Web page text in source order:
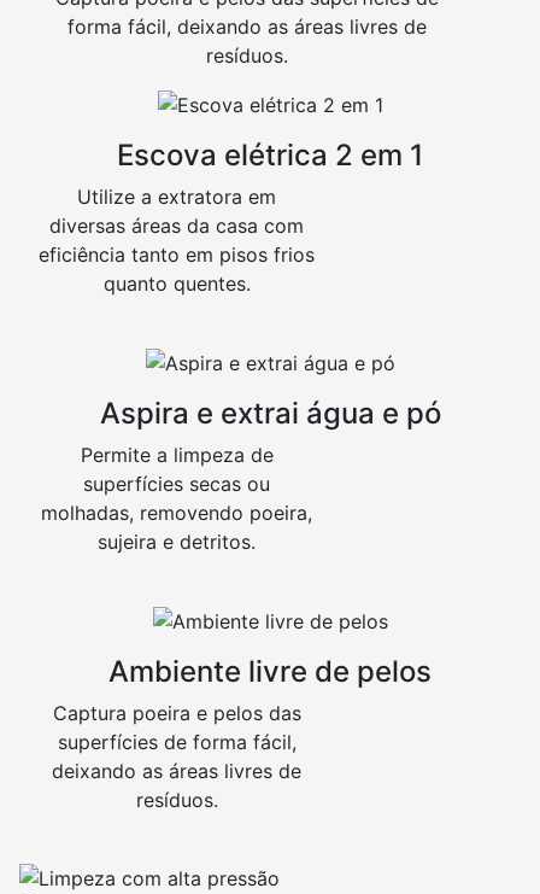
forma fácil, deixando as áreas livres de
resíduos.
Escova elétrica 2 em 1
Utilize a extratora em
diversas áreas da casa com
eficiência tanto em pisos frios
quanto quentes.
Aspira e extrai água e pó
Permite a limpeza de
superfícies secas ou
molhadas, removendo poeira,
sujeira e detritos.
Ambiente livre de pelos
Captura poeira e pelos das
superfícies de forma fácil,
deixando as áreas livres de
resíduos.